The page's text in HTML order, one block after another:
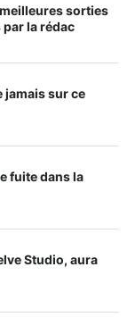
sorties
la rédac
jamais sur ce
fuite dans la
Studio, aura